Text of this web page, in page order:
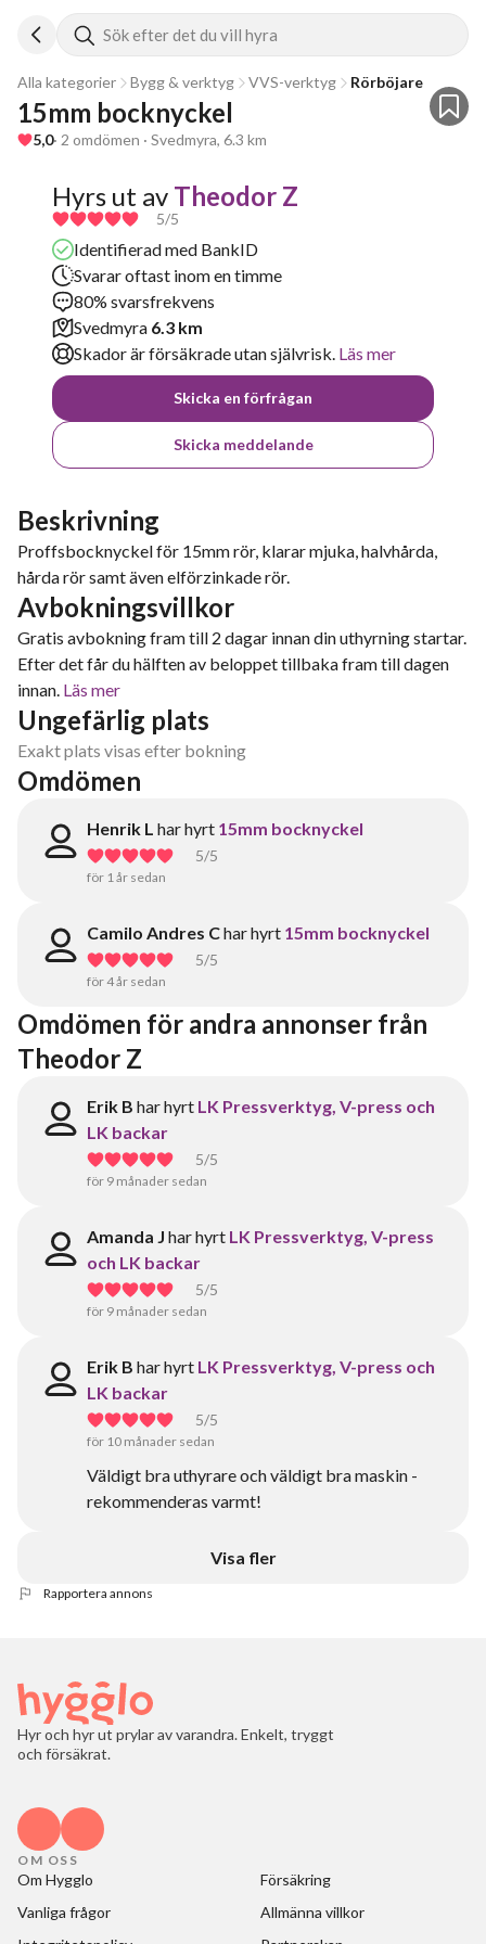
Sök efter det du vill hyra
Alla kategorier Bygg & verktyg VVS-verktyg Rörböjare
15mm bocknyckel
5,0· 2 omdömen · Svedmyra, 6.3 km
Hyrs ut av Theodor Z
5/5
Identifierad med BankID
Svarar oftast inom en timme
80% svarsfrekvens
Svedmyra 6.3 km
Skador är försäkrade utan självrisk. Läs mer
Skicka en förfrågan
Skicka meddelande
Beskrivning
Proffsbocknyckel för 15mm rör, klarar mjuka, halvhårda,
hårda rör samt även elförzinkade rör.
Avbokningsvillkor
Gratis avbokning fram till 2 dagar innan din uthyrning startar.
Efter det får du hälften av beloppet tillbaka fram till dagen
innan. Läs mer
Ungefärlig plats
Exakt plats visas efter bokning
Omdömen
Henrik L har hyrt 15mm bocknyckel
5/5
för 1 år sedan
Camilo Andres Char hyrt 15mm bocknyckel
5/5
för 4 år sedan
Omdömen för andra annonser från
Theodor Z
Erik B har hyrt LK Pressverktyg, V-press och
LK backar
5/5
för 9 månader sedan
Amanda J har hyrt LK Pressverktyg, V-press
och LK backar
5/5
för 9 månader sedan
Erik B har hyrt LK Pressverktyg, V-press och
LK backar
5/5
för 10 månader sedan
Väldigt bra uthyrare och väldigt bra maskin -
rekommenderas varmt!
Visa fler
Rapportera annons
Hyr och hyr ut prylar av varandra. Enkelt, tryggt
och försäkrat.
OM OSS
Om Hygglo
Försäkring
Vanliga frågor
Allmänna villkor